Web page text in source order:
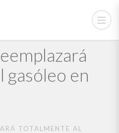
en
TOTALMENTE AL